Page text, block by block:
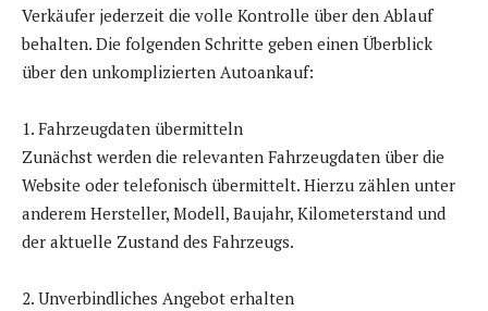
Verkäufer jederzeit die volle Kontrolle über den Ablauf
behalten. Die folgenden Schritte geben einen Überblick
über den unkomplizierten Autoankauf:
1. Fahrzeugdaten übermitteln
Zunächst werden die relevanten Fahrzeugdaten über die
Website oder telefonisch übermittelt. Hierzu zählen unter
anderem Hersteller, Modell, Baujahr, Kilometerstand und
der aktuelle Zustand des Fahrzeugs.
2. Unverbindliches Angebot erhalten